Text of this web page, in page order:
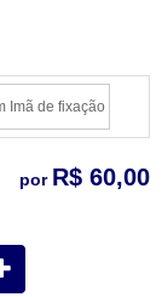
Imã de fixação
por R$ 60,00